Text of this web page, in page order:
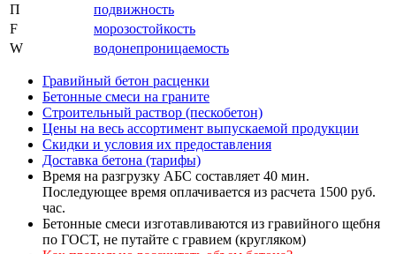
П
подвижность
F
морозостойкость
W
водонепроницаемость
Гравийный бетон расценки
Бетонные смеси на граните
Строительный раствор (пескобетон)
Цены на весь ассортимент выпускаемой продукции
Скидки и условия их предоставления
Доставка бетона (тарифы)
Время на разгрузку АБС составляет 40 мин.
Последующее время оплачивается из расчета 1500 руб.
час.
Бетонные смеси изготавливаются из гравийного щебня
по ГОСТ, не путайте с гравием (кругляком)